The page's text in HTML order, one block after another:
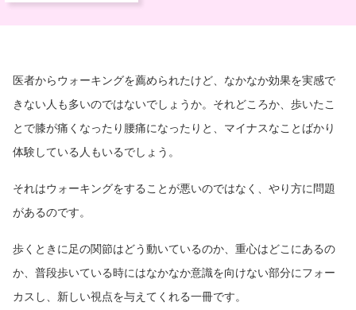
医者からウォーキングを薦められたけど、なかなか効果を実感で
きない人も多いのではないでしょうか。それどころか、歩いたこ
とで膝が痛くなったり腰痛になったりと、マイナスなことばかり
体験している人もいるでしょう。
それはウォーキングをすることが悪いのではなく、やり方に問題
があるのです。
歩くときに足の関節はどう動いているのか、重心はどこにあるの
か、普段歩いている時にはなかなか意識を向けない部分にフォー
カスし、新しい視点を与えてくれる一冊です。